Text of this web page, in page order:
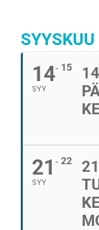
SYYSKUU
14
SYY
15
21
SYY
22